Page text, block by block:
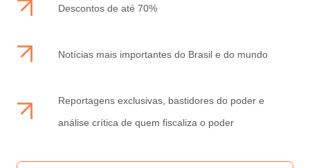
Descontos de até 70%
Notícias mais importantes do Brasil e do mundo
Reportagens exclusivas, bastidores do poder e
análise crítica de quem fiscaliza o poder